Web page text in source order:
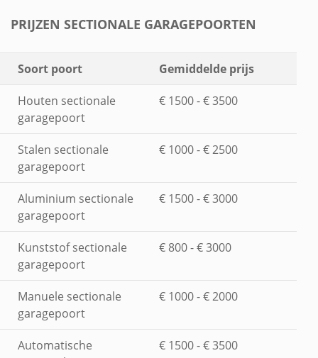
PRIJZEN SECTIONALE GARAGEPOORTEN
Soort poort Gemiddelde prijs
Houten sectionale
garagepoort
€ 1500 - € 3500
Stalen sectionale
garagepoort
€ 1000 - € 2500
Aluminium sectionale
garagepoort
€ 1500 - € 3000
Kunststof sectionale
garagepoort
€ 800 - € 3000
Manuele sectionale
garagepoort
€ 1000 - € 2000
Automatische
€ 1500 - € 3500